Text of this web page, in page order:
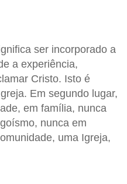
ser incorporado a
a experiência,
Cristo. Isto é
Em segundo lugar,
em família, nunca
nunca em
uma Igreja,